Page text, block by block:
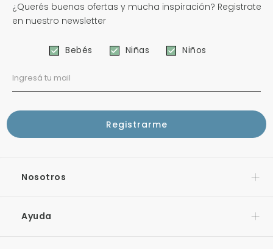
¿Querés buenas ofertas y mucha inspiración? Registrate
en nuestro newsletter
Bebés Niñas Niños
Nosotros
Ayuda